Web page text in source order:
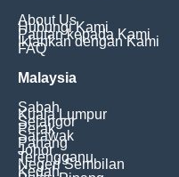
About Us
Hubungi Kami
Pautan kepada Kami
Iklankan dengan Kami
FAQ
Malaysia
Sabah
Kuala Lumpur
Selangor
Perak
Sarawak
Pahang
Johor
Terengganu
Negeri Sembilan
Kedah